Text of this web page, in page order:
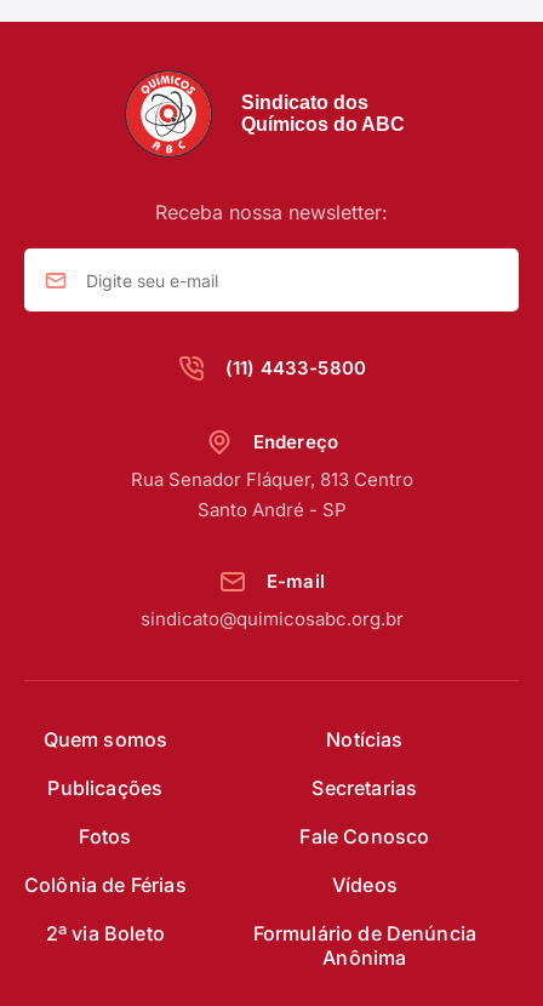
Sindicato dos
Químicos do ABC
(11) 4433-5800
Receba nossa newsletter:
Quem somos
Notícias
Publicações
Secretarias
Fotos
Fale Conosco
Colônia de Férias
Vídeos
2ª via Boleto
Formulário de Denúncia
Anônima
Endereço
Rua Senador Fláquer, 813 Centro
Santo André - SP
E-mail
sindicato@quimicosabc.org.br